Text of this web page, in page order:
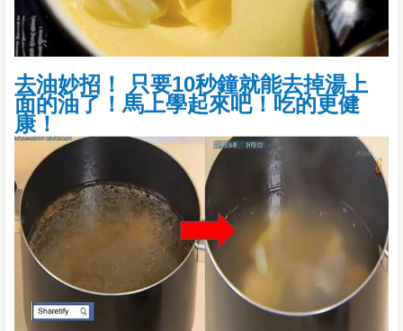
去油妙招！ 只要10秒鐘就能去掉湯上
面的油了！馬上學起來吧！吃的更健
康！